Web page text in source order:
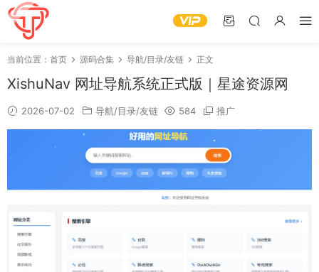
当前位置： 首页 源码合集 导航/目录/友链 正文
XishuNav 网址导航系统正式版｜星途资源网
2026-07-02 导航/目录/友链 584 推广